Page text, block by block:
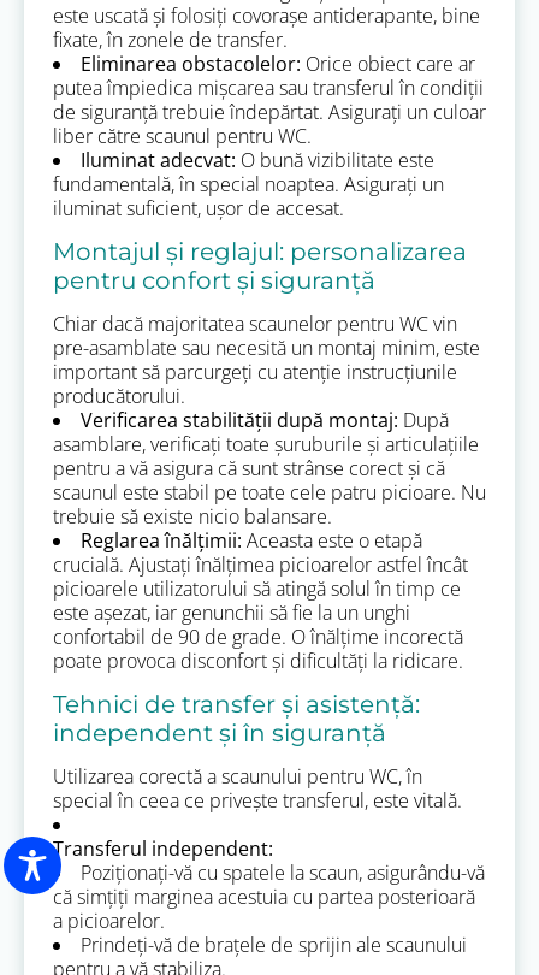
este uscată și folosiți covorașe antiderapante, bine
fixate, în zonele de transfer.
Eliminarea obstacolelor: Orice obiect care ar
putea împiedica mișcarea sau transferul în condiții
de siguranță trebuie îndepărtat. Asigurați un culoar
liber către scaunul pentru WC.
Iluminat adecvat: O bună vizibilitate este
fundamentală, în special noaptea. Asigurați un
iluminat suficient, ușor de accesat.
Montajul și reglajul: personalizarea
pentru confort și siguranță
Chiar dacă majoritatea scaunelor pentru WC vin
pre-asamblate sau necesită un montaj minim, este
important să parcurgeți cu atenție instrucțiunile
producătorului.
Verificarea stabilității după montaj: După
asamblare, verificați toate șuruburile și articulațiile
pentru a vă asigura că sunt strânse corect și că
scaunul este stabil pe toate cele patru picioare. Nu
trebuie să existe nicio balansare.
Reglarea înălțimii: Aceasta este o etapă
crucială. Ajustați înălțimea picioarelor astfel încât
picioarele utilizatorului să atingă solul în timp ce
este așezat, iar genunchii să fie la un unghi
confortabil de 90 de grade. O înălțime incorectă
poate provoca disconfort și dificultăți la ridicare.
Tehnici de transfer și asistență:
independent și în siguranță
Utilizarea corectă a scaunului pentru WC, în
special în ceea ce privește transferul, este vitală.
Transferul independent:
Poziționați-vă cu spatele la scaun, asigurându-vă
că simțiți marginea acestuia cu partea posterioară
a picioarelor.
Prindeți-vă de brațele de sprijin ale scaunului
pentru a vă stabiliza.